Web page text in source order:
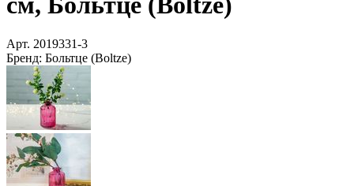
Арт. 2019331-3
Бренд: Больтце (Boltze)